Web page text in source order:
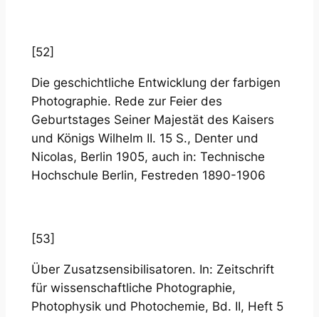
[52]
Die geschichtliche Entwicklung der farbigen
Photographie. Rede zur Feier des
Geburtstages Seiner Majestät des Kaisers
und Königs Wilhelm II. 15 S., Denter und
Nicolas, Berlin 1905, auch in: Technische
Hochschule Berlin, Festreden 1890-1906
[53]
Über Zusatzsensibilisatoren. In: Zeitschrift
für wissenschaftliche Photographie,
Photophysik und Photochemie, Bd. II, Heft 5